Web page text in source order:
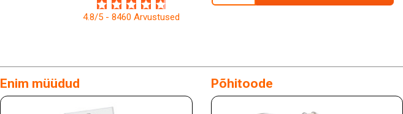
4.8/5 - 8460 Arvustused
Enim müüdud Põhitoode